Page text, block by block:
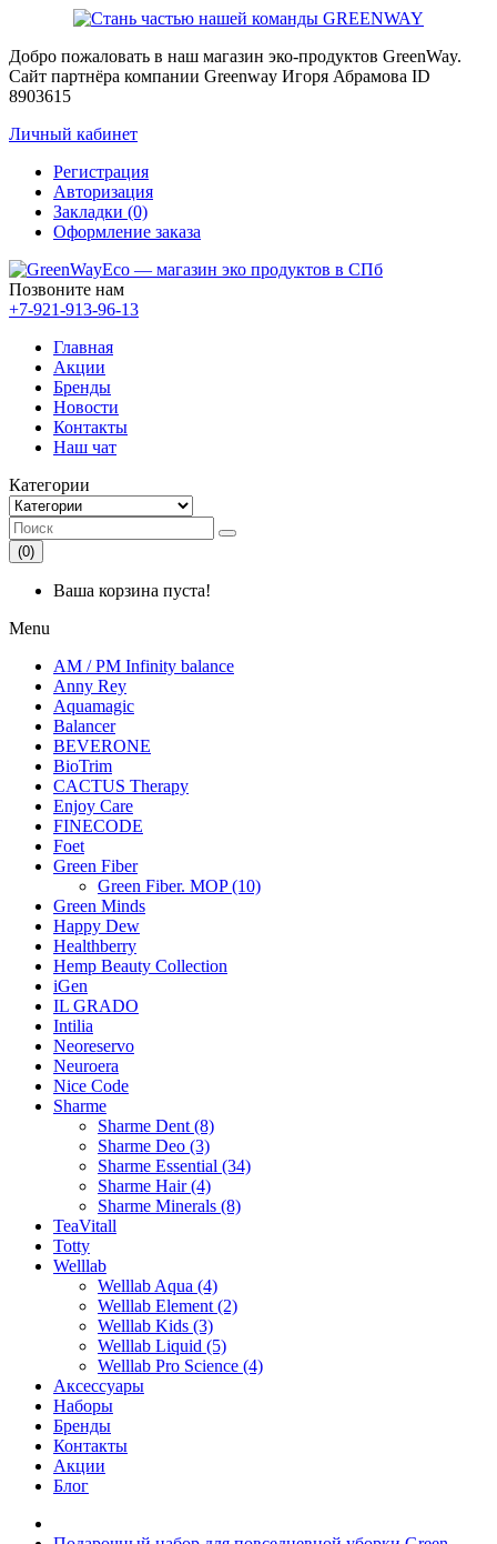
Добро пожаловать в наш магазин эко-продуктов GreenWay.
Сайт партнёра компании Greenway Игоря Абрамова ID
8903615
Личный кабинет
Регистрация
Авторизация
Закладки (0)
Оформление заказа
Позвоните нам
+7-921-913-96-13
Главная
Акции
Бренды
Новости
Контакты
Наш чат
Категории
(0)
Ваша корзина пуста!
Menu
AM / PM Infinity balance
Anny Rey
Aquamagic
Balancer
BEVERONE
BioTrim
CACTUS Therapy
Enjoy Care
FINECODE
Foet
Green Fiber
Green Fiber. MOP (10)
Green Minds
Happy Dew
Healthberry
Hemp Beauty Collection
iGen
IL GRADO
Intilia
Neoreservo
Neuroera
Nice Code
Sharme
Sharme Dent (8)
Sharme Deo (3)
Sharme Essential (34)
Sharme Hair (4)
Sharme Minerals (8)
TeaVitall
Totty
Welllab
Welllab Aqua (4)
Welllab Element (2)
Welllab Kids (3)
Welllab Liquid (5)
Welllab Pro Science (4)
Аксессуары
Наборы
Бренды
Контакты
Акции
Блог